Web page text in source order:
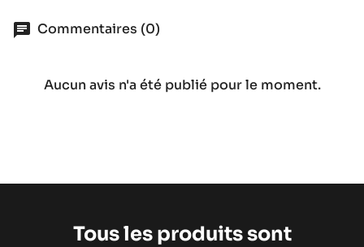
Commentaires (0)
Aucun avis n'a été publié pour le moment.
Tous les produits sont